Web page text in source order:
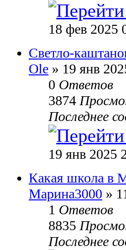
18 фев 2025
Светло-
Ole » 19 янв
0 Ответов
3874
Последнее
19 янв 2025
Какая школа в
Марина3000 »
1 Ответов
8835
Последнее